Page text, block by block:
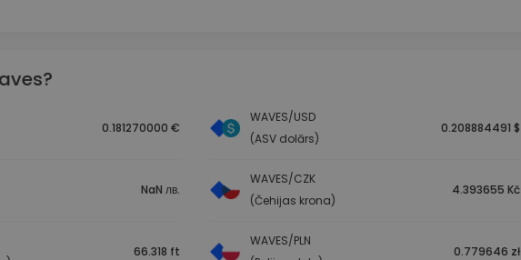
0.181270000 €
WAVES/USD
(ASV dolārs)
0.208884491 $
NaN лв.
WAVES/CZK
(Čehijas krona)
4.393655 Kč
66.318 ft
WAVES/PLN
0.779646 zł